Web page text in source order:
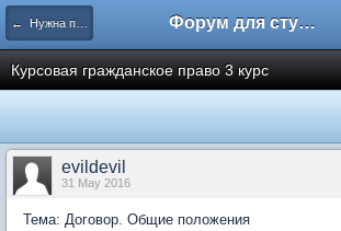
← Нужна помощь Форум для студента СГА
Курсовая гражданское право 3 курс
evildevil
31 May 2016
Тема: Договор. Общие положения